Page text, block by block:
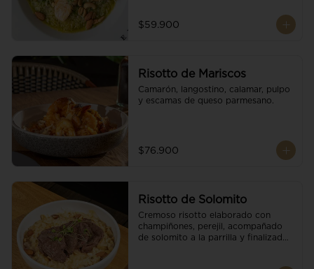
$59.900
Risotto de Mariscos
Camarón, langostino, calamar, pulpo
y escamas de queso parmesano.
$76.900
Risotto de Solomito
Cremoso risotto elaborado con
champiñones, perejil, acompañado
de solomito a la parrilla y finalizado